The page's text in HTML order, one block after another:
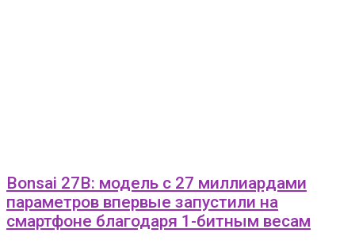
Bonsai 27B: модель с 27 миллиардами
параметров впервые запустили на
смартфоне благодаря 1-битным весам